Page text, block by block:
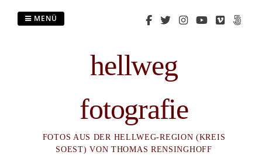
hellweg
fotografie
FOTOS AUS DER HELLWEG-REGION (KREIS
SOEST) VON THOMAS RENSINGHOFF
MENÜ